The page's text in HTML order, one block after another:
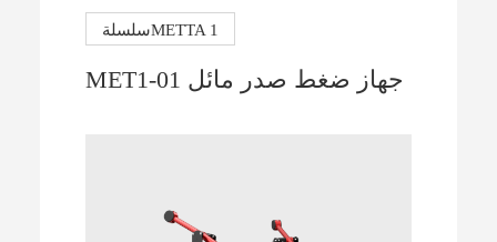
سلسلةMETTA 1
MET1-01 جهاز ضغط صدر مائل